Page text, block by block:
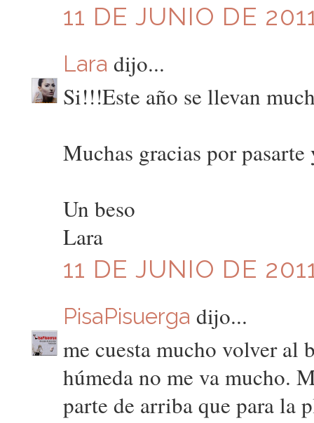
11 DE JUNIO DE
Lara dijo...
Si!!!Este año se llevan
Muchas gracias por
Un beso
Lara
11 DE JUNIO DE
PisaPisuerga dijo...
me cuesta mucho volver al
húmeda no me va mucho.
parte de arriba que para la